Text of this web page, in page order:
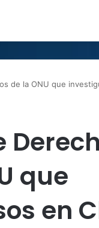
de la ONU que
que
en